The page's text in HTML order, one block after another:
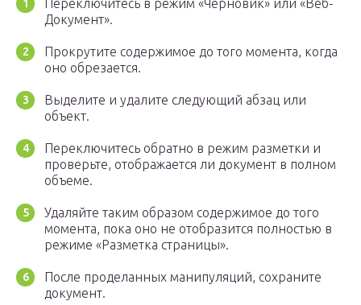
Переключитесь в режим «Черновик» или «Веб-
Документ».
Прокрутите содержимое до того момента, когда
оно обрезается.
Выделите и удалите следующий абзац или
объект.
Переключитесь обратно в режим разметки и
проверьте, отображается ли документ в полном
объеме.
Удаляйте таким образом содержимое до того
момента, пока оно не отобразится полностью в
режиме «Разметка страницы».
После проделанных манипуляций, сохраните
документ.